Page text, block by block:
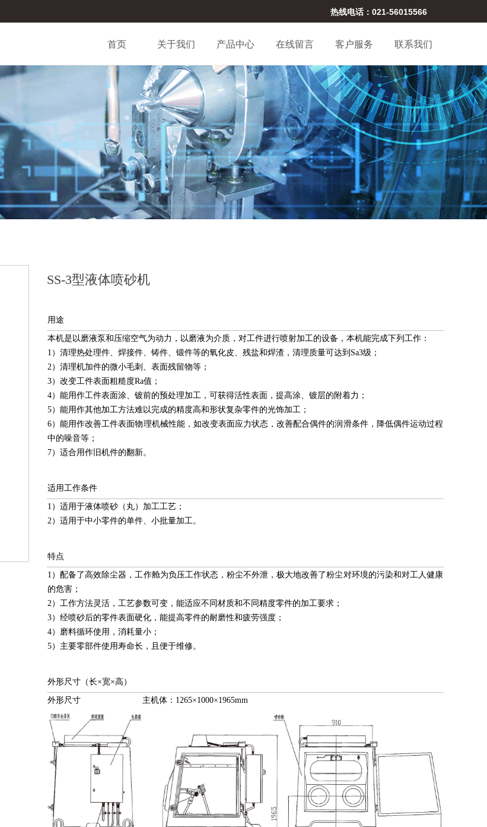
热线电话：021-56015566
首页 关于我们 产品中心 在线留言 客户服务 联系我们
SS-3型液体喷砂机
用途
本机是以磨液泵和压缩空气为动力，以磨液为介质，对工件进行喷射加工的设备，本机能完成下列工作：
1）清理热处理件、焊接件、铸件、锻件等的氧化皮、残盐和焊渣，清理质量可达到Sa3级；
2）清理机加件的微小毛刺、表面残留物等；
3）改变工件表面粗糙度Ra值；
4）能用作工件表面涂、镀前的预处理加工，可获得活性表面，提高涂、镀层的附着力；
5）能用作其他加工方法难以完成的精度高和形状复杂零件的光饰加工；
6）能用作改善工件表面物理机械性能，如改变表面应力状态，改善配合偶件的润滑条件，降低偶件运动过程
中的噪音等；
7）适合用作旧机件的翻新。
适用工作条件
1）适用于液体喷砂（丸）加工工艺；
2）适用于中小零件的单件、小批量加工。
特点
1）配备了高效除尘器，工作舱为负压工作状态，粉尘不外泄，极大地改善了粉尘对环境的污染和对工人健康
的危害；
2）工作方法灵活，工艺参数可变，能适应不同材质和不同精度零件的加工要求；
3）经喷砂后的零件表面硬化，能提高零件的耐磨性和疲劳强度；
4）磨料循环使用，消耗量小；
5）主要零部件使用寿命长，且便于维修。
外形尺寸（长×宽×高）
外形尺寸 主机体：1265×1000×1965mm